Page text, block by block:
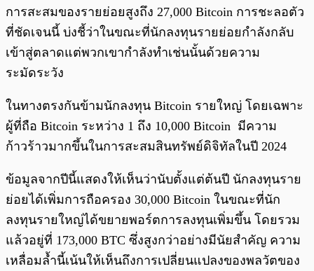
การสะสมของรายย่อยสูงถึง 27,000 Bitcoin การชะลอตัว
ที่ชัดเจนนี้ บ่งชี้ว่าในขณะที่นักลงทุนรายย่อยกำลังกลับ
เข้าสู่ตลาดแต่พวกเขากำลังทำเช่นนั้นด้วยความ
ระมัดระวัง
ในทางตรงกันข้ามนักลงทุน Bitcoin รายใหญ่ โดยเฉพาะ
ผู้ที่ถือ Bitcoin ระหว่าง 1 ถึง 10,000 Bitcoin มีความ
ก้าวร้าวมากขึ้นในการสะสมสินทรัพย์ดิจิทัลในปี 2024
ข้อมูลจากปีนี้แสดงให้เห็นว่านับตั้งแต่ต้นปี นักลงทุนราย
ย่อยได้เพิ่มการถือครอง 30,000 Bitcoin ในขณะที่นัก
ลงทุนรายใหญ่ได้ขยายพอร์ตการลงทุนเพิ่มขึ้น โดยรวม
แล้วอยู่ที่ 173,000 BTC ซึ่งสูงกว่าอย่างมีนัยสำคัญ ความ
เหลื่อมล้ำนี้เน้นให้เห็นถึงการเปลี่ยนแปลงของพลวัตของ